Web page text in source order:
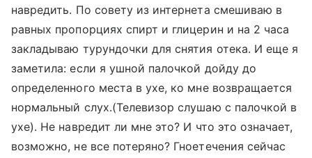
навредить. По совету из интернета смешиваю в
равных пропорциях спирт и глицерин и на 2 часа
закладываю турундочки для снятия отека. И еще я
заметила: если я ушной палочкой дойду до
определенного места в ухе, ко мне возвращается
нормальный слух.(Телевизор слушаю с палочкой в
ухе). Не навредит ли мне это? И что это означает,
возможно, не все потеряно? Гноетечения сейчас